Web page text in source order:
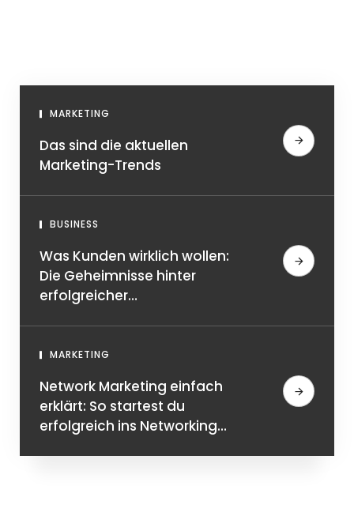
MARKETING
Das sind die aktuellen
Marketing-Trends
BUSINESS
Was Kunden wirklich wollen:
Die Geheimnisse hinter
erfolgreicher
MARKETING
Network Marketing einfach
erklärt: So startest du
erfolgreich ins Networking